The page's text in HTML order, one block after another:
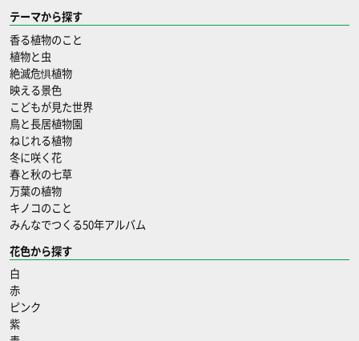
テーマから探す
香る植物のこと
植物と虫
絶滅危惧植物
映える景色
こどもが見た世界
鳥と長居植物園
ねじれる植物
冬に咲く花
春と秋の七草
万葉の植物
キノコのこと
みんなでつくる50年アルバム
花色から探す
白
赤
ピンク
紫